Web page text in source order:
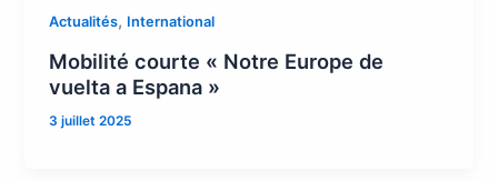
Actualités, International
Mobilité courte « Notre Europe de
vuelta a Espana »
3 juillet 2025